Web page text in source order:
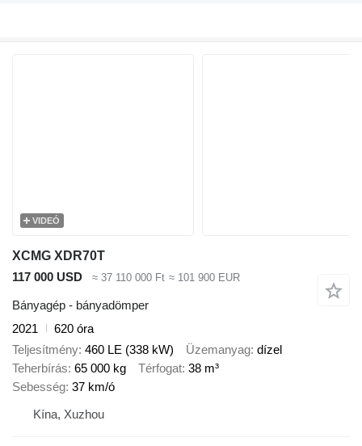
VIDEÓ
XCMG XDR70T
117 000 USD
≈ 37 110 000 Ft ≈ 101 900 EUR
Bányagép - bányadömper
2021
620 óra
Teljesítmény 460 LE (338 kW) Üzemanyag dízel
Teherbírás 65 000 kg Térfogat 38 m³
Sebesség 37 km/ó
Kína, Xuzhou